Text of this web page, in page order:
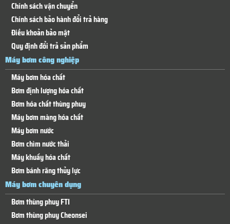
Chính sách vận chuyển
Chính sách bảo hành đổi trả hàng
Điều khoản bảo mật
Quy định đổi trả sản phẩm
Máy bơm công nghiệp
Máy bơm hóa chất
Bơm định lượng hóa chất
Bơm hóa chất thùng phuy
Máy bơm màng hóa chất
Máy bơm nước
Bơm chìm nước thải
Máy khuấy hóa chất
Bơm bánh răng thủy lực
Máy bơm chuyên dụng
Bơm thùng phuy FTI
Bơm thùng phuy Cheonsei